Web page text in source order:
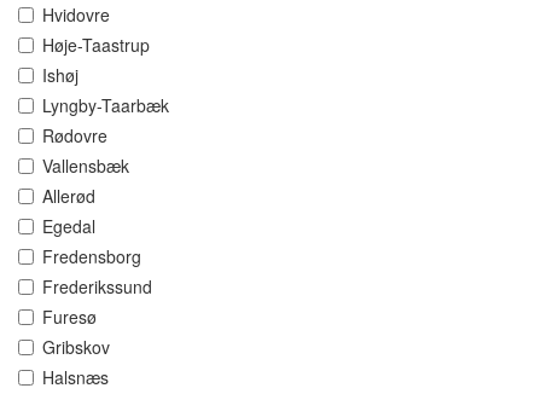
Hvidovre
Høje-Taastrup
Ishøj
Lyngby-Taarbæk
Rødovre
Vallensbæk
Allerød
Egedal
Fredensborg
Frederikssund
Furesø
Gribskov
Halsnæs